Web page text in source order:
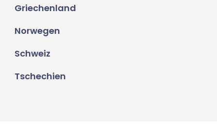
Griechenland
Norwegen
Schweiz
Tschechien